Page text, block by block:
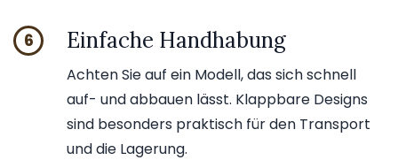
6 Einfache Handhabung
Achten Sie auf ein Modell, das sich schnell
auf- und abbauen lässt. Klappbare Designs
sind besonders praktisch für den Transport
und die Lagerung.